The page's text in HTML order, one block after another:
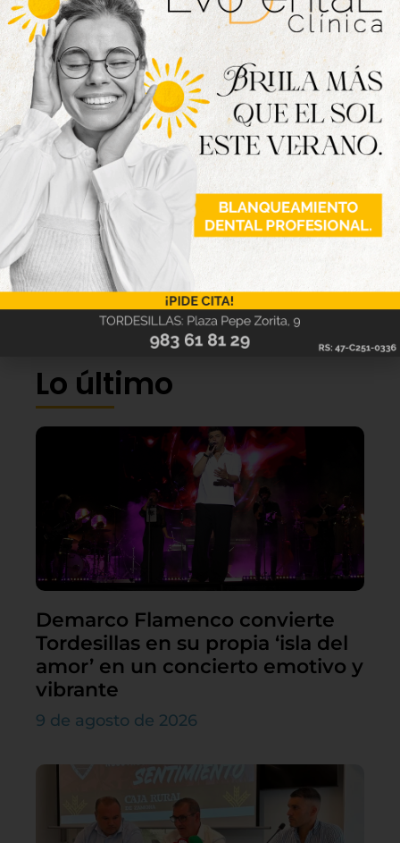
Lo último
Demarco Flamenco convierte
Tordesillas en su propia ‘isla del
amor’ en un concierto emotivo y
vibrante
9 de agosto de 2026